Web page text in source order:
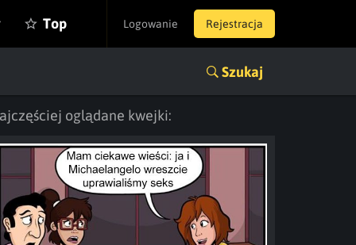
Logowanie Rejestracja
Top
Szukaj
oglądane kwejki: